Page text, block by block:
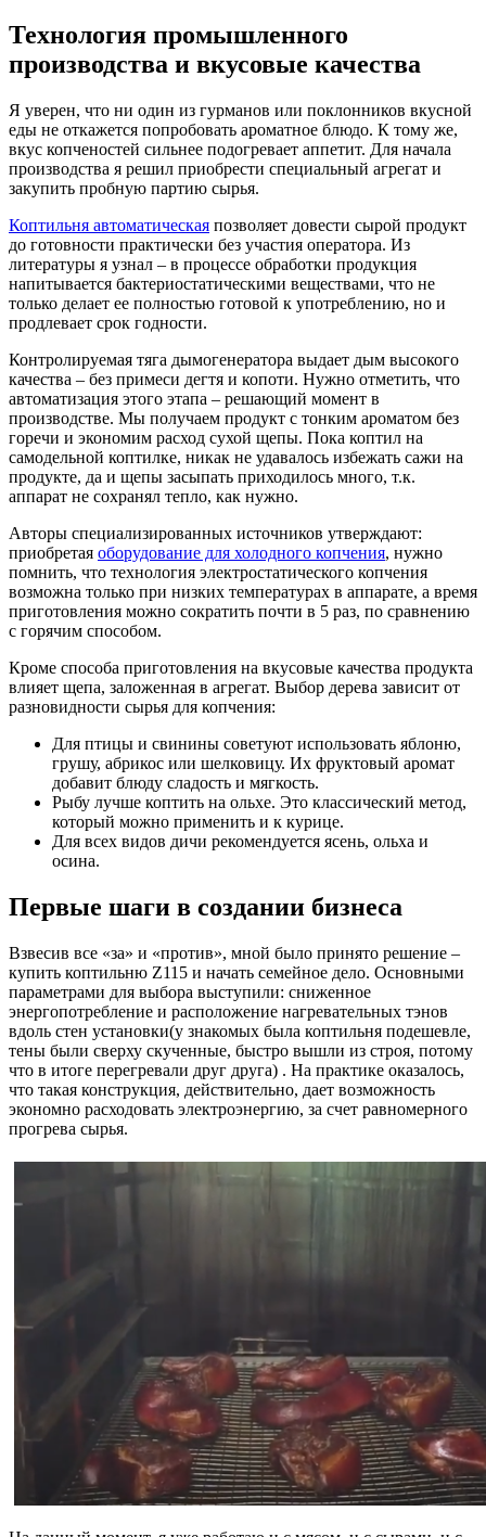
Технология промышленного
производства и вкусовые качества
Я уверен, что ни один из гурманов или поклонников вкусной
еды не откажется попробовать ароматное блюдо. К тому же,
вкус копченостей сильнее подогревает аппетит. Для начала
производства я решил приобрести специальный агрегат и
закупить пробную партию сырья.
Коптильня автоматическая позволяет довести сырой продукт
до готовности практически без участия оператора. Из
литературы я узнал – в процессе обработки продукция
напитывается бактериостатическими веществами, что не
только делает ее полностью готовой к употреблению, но и
продлевает срок годности.
Контролируемая тяга дымогенератора выдает дым высокого
качества – без примеси дегтя и копоти. Нужно отметить, что
автоматизация этого этапа – решающий момент в
производстве. Мы получаем продукт с тонким ароматом без
горечи и экономим расход сухой щепы. Пока коптил на
самодельной коптилке, никак не удавалось избежать сажи на
продукте, да и щепы засыпать приходилось много, т.к.
аппарат не сохранял тепло, как нужно.
Авторы специализированных источников утверждают:
приобретая оборудование для холодного копчения, нужно
помнить, что технология электростатического копчения
возможна только при низких температурах в аппарате, а время
приготовления можно сократить почти в 5 раз, по сравнению
с горячим способом.
Кроме способа приготовления на вкусовые качества продукта
влияет щепа, заложенная в агрегат. Выбор дерева зависит от
разновидности сырья для копчения:
Для птицы и свинины советуют использовать яблоню,
грушу, абрикос или шелковицу. Их фруктовый аромат
добавит блюду сладость и мягкость.
Рыбу лучше коптить на ольхе. Это классический метод,
который можно применить и к курице.
Для всех видов дичи рекомендуется ясень, ольха и
осина.
Первые шаги в создании бизнеса
Взвесив все «за» и «против», мной было принято решение –
купить коптильню Z115 и начать семейное дело. Основными
параметрами для выбора выступили: сниженное
энергопотребление и расположение нагревательных тэнов
вдоль стен установки(у знакомых была коптильня подешевле,
тены были сверху скученные, быстро вышли из строя, потому
что в итоге перегревали друг друга) . На практике оказалось,
что такая конструкция, действительно, дает возможность
экономно расходовать электроэнергию, за счет равномерного
прогрева сырья.